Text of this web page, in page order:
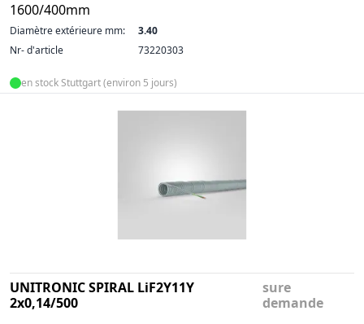
1600/400mm
Diamètre extérieure mm:
3.40
Nr- d'article
73220303
en stock Stuttgart (environ 5 jours)
UNITRONIC SPIRAL LiF2Y11Y
2x0,14/500
sure
demande